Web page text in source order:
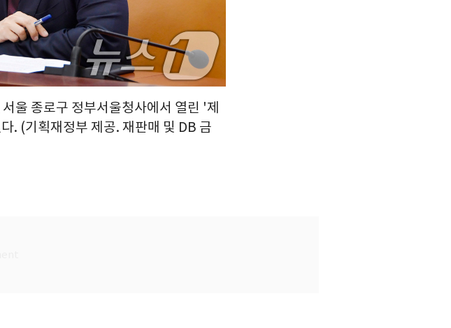
울 종로구 정부서울청사에서 열린 '제
. (기획재정부 제공. 재판매 및 DB 금